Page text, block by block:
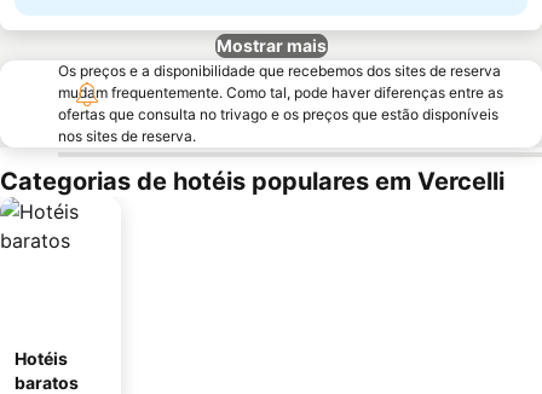
Mostrar mais
Os preços e a disponibilidade que recebemos dos sites de reserva
mudam frequentemente. Como tal, pode haver diferenças entre as
ofertas que consulta no trivago e os preços que estão disponíveis
nos sites de reserva.
Categorias de hotéis populares em Vercelli
Hotéis
baratos